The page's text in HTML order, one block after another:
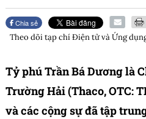
Chia sẻ
Theo dõi tạp chíĐiện tử và Ứng
Tỷ phú Trần Bá Dương là
Trường Hải (Thaco, OTC:
và các cộng sự đã tập